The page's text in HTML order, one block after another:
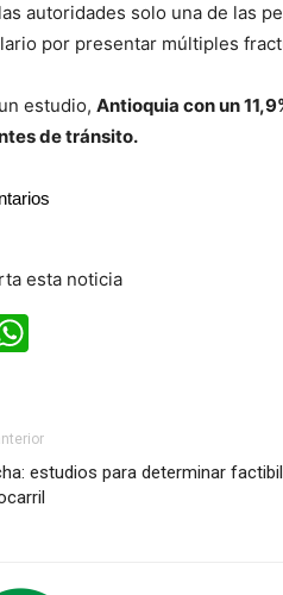
autoridades solo una de las
por presentar múltiples
estudio, Antioquia con un
de tránsito.
esta noticia
estudios para determinar